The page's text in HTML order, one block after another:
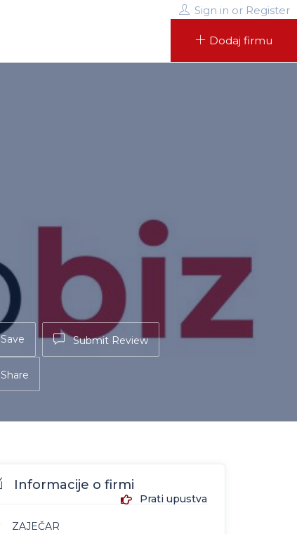
Sign in or Register
Dodaj firmu
Save Submit Review
Share
Informacije o firmi
Prati upustva
ZAJEČAR